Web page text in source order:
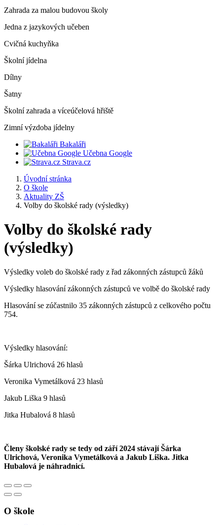
Zahrada za malou budovou školy
Jedna z jazykových učeben
Cvičná kuchyňka
Školní jídelna
Dílny
Šatny
Školní zahrada a víceúčelová hřiště
Zimní výzdoba jídelny
Bakaláři
Učebna Google
Strava.cz
Úvodní stránka
O škole
Aktuality ZŠ
Volby do školské rady (výsledky)
Volby do školské rady
(výsledky)
Výsledky voleb do školské rady z řad zákonných zástupců žáků
Výsledky hlasování zákonných zástupců ve volbě do školské rady
Hlasování se zúčastnilo 35 zákonných zástupců z celkového počtu
754.
Výsledky hlasování:
Šárka Ulrichová 26 hlasů
Veronika Vymetálková 23 hlasů
Jakub Liška 9 hlasů
Jitka Hubalová 8 hlasů
Členy školské rady se tedy od září 2024 stávají Šárka
Ulrichová, Veronika Vymetálková a Jakub Liška. Jitka
Hubalová je náhradnicí.
O škole